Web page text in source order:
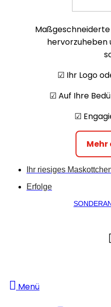
Maßgeschneiderte
hervorzuheben
☑︎ Ihr Logo
☑︎ Auf Ihre
☑︎
Mehr
Ihr riesiges
Erfolge
Menü